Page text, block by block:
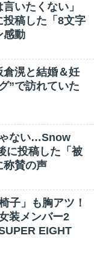
いたくない」
稿した「8文字
感動
倉滉と結婚＆妊
”で訪れていた
ない…Snow
に投稿した「被
称賛の声
子」も胸アツ！
装メンバー2
EIGHT